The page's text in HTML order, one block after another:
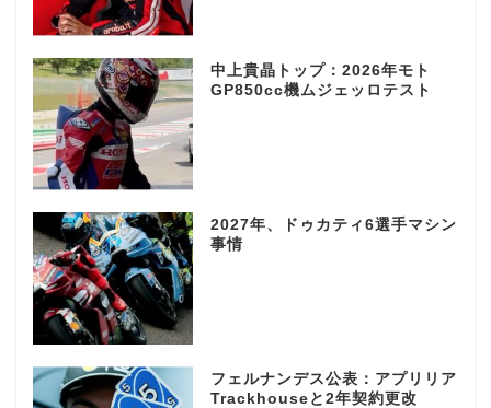
中上貴晶トップ：2026年モト
GP850cc機ムジェッロテスト
2027年、ドゥカティ6選手マシン
事情
フェルナンデス公表：アプリリア
Trackhouseと2年契約更改